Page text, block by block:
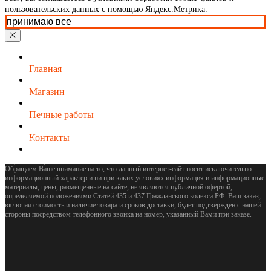
тел8 (845-2) 78-32-37
© 2008-2025 Eurokamin-Saratov
Все права защищены.
Заявка
Оплата
Акции
Контакты
Доставка
Оферта
пользовательских данных с помощью Яндекс.Метрика.
принимаю все
Главная
Магазин
Печные работы
Контакты
Обращаем Ваше внимание на то, что данный интернет-сайт носит исключительно
информационный характер и ни при каких условиях информация и информационные
материалы, цены, размещенные на сайте, не являются публичной офертой,
определяемой положениями Статей 435 и 437 Гражданского кодекса РФ. Ваш заказ,
включая стоимость и наличие товара и сроков доставки, будет подтвержден с нашей
стороны посредством телефонного звонка на номер, указанный Вами при заказе.